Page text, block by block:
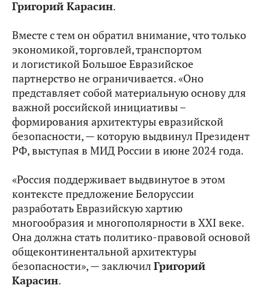
Григорий Карасин.
Вместе с тем он обратил внимание, что только
экономикой, торговлей, транспортом
и логистикой Большое Евразийское
партнерство не ограничивается. «Оно
представляет собой материальную основу для
важной российской инициативы –
формирования архитектуры евразийской
безопасности, — которую выдвинул Президент
РФ, выступая в МИД России в июне 2024 года.
«Россия поддерживает выдвинутое в этом
контексте предложение Белоруссии
разработать Евразийскую хартию
многообразия и многополярности в XXI веке.
Она должна стать политико-правовой основой
общеконтинентальной архитектуры
безопасности», — заключил Григорий
Карасин.